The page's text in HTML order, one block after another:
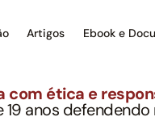
Artigos Ebook e
com ética e
19 anos